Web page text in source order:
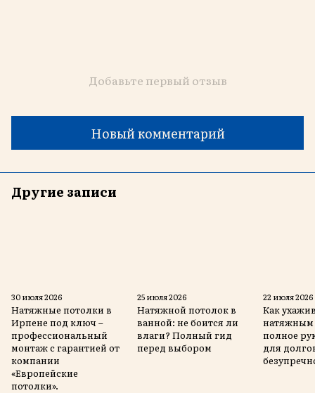
Добавьте первый отзыв
Новый комментарий
Другие записи
30 июля 2026
Натяжные потолки в
Ирпене под ключ –
профессиональный
монтаж с гарантией от
компании
«Европейские
потолки».
25 июля 2026
Натяжной потолок в
ванной: не боится ли
влаги? Полный гид
перед выбором
22 июля 2026
Как
натяжным
полное
для